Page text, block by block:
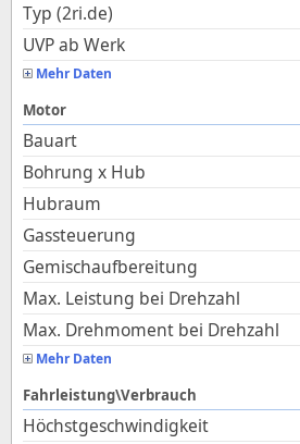
Typ (2ri.de)
UVP ab Werk
Mehr Daten
Motor
Bauart
Bohrung x Hub
Hubraum
Gassteuerung
Gemischaufbereitung
Max. Leistung bei Drehzahl
Max. Drehmoment bei Drehzahl
Mehr Daten
Fahrleistung\Verbrauch
Höchstgeschwindigkeit